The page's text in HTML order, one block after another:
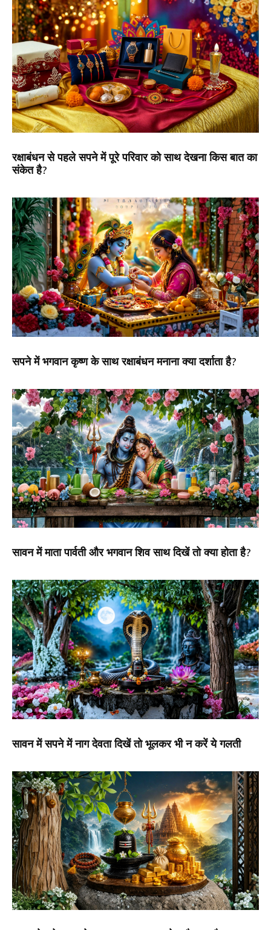
रक्षाबंधन से पहले सपने में पूरे परिवार को साथ देखना किस बात का
संकेत है?
सपने में भगवान कृष्ण के साथ रक्षाबंधन मनाना क्या दर्शाता है?
सावन में माता पार्वती और भगवान शिव साथ दिखें तो क्या होता है?
सावन में सपने में नाग देवता दिखें तो भूलकर भी न करें ये गलती